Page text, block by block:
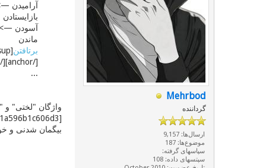
Mehrbod
گرداننده
ارسال‌ها: 9,157
موضوع‌ها: 187
سپاسهای گرفته:
سپتسهای داده: 108
آرامیدن
بازایستادن
آسودن —>
ماندن
برتافتن
[/anchor][/sup]
...
واژگان "لختی" و
بیگمان شدنی و